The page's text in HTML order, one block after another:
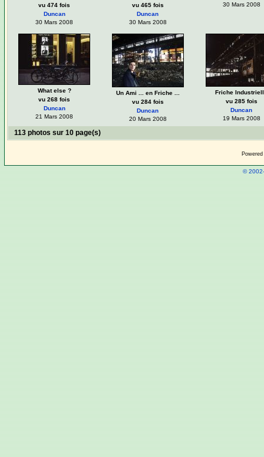
vu 474 fois
Duncan
30 Mars 2008
vu 465 fois
Duncan
30 Mars 2008
30 Mars 2008
What else ?
vu 268 fois
Duncan
21 Mars 2008
Un Ami ... en Friche ...
vu 284 fois
Duncan
20 Mars 2008
Friche
vu 285 fois
Duncan
19 Mars 2008
113 photos sur 10 page(s)
©